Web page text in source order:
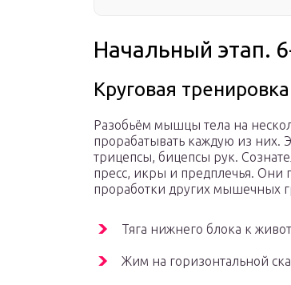
Начальный этап.
Круговая
Разобьём мышцы тела на
прорабатывать каждую из них.
трицепсы, бицепсы рук.
пресс, икры и предплечья. Они
проработки других мышечных
Тяга нижнего блока к
Жим на горизонтальной